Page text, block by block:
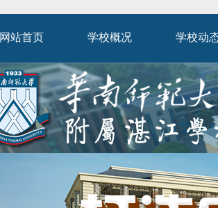
网站首页 学校概况 学校动